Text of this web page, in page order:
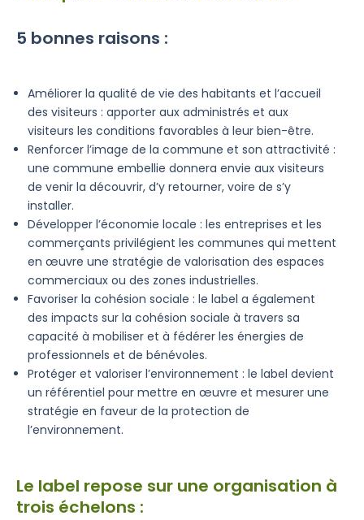
5 bonnes raisons :
Améliorer la qualité de vie des habitants et l’accueil
des visiteurs : apporter aux administrés et aux
visiteurs les conditions favorables à leur bien-être.
Renforcer l’image de la commune et son attractivité :
une commune embellie donnera envie aux visiteurs
de venir la découvrir, d’y retourner, voire de s’y
installer.
Développer l’économie locale : les entreprises et les
commerçants privilégient les communes qui mettent
en œuvre une stratégie de valorisation des espaces
commerciaux ou des zones industrielles.
Favoriser la cohésion sociale : le label a également
des impacts sur la cohésion sociale à travers sa
capacité à mobiliser et à fédérer les énergies de
professionnels et de bénévoles.
Protéger et valoriser l’environnement : le label devient
un référentiel pour mettre en œuvre et mesurer une
stratégie en faveur de la protection de
l’environnement.
Le label repose sur une organisation à
trois échelons :